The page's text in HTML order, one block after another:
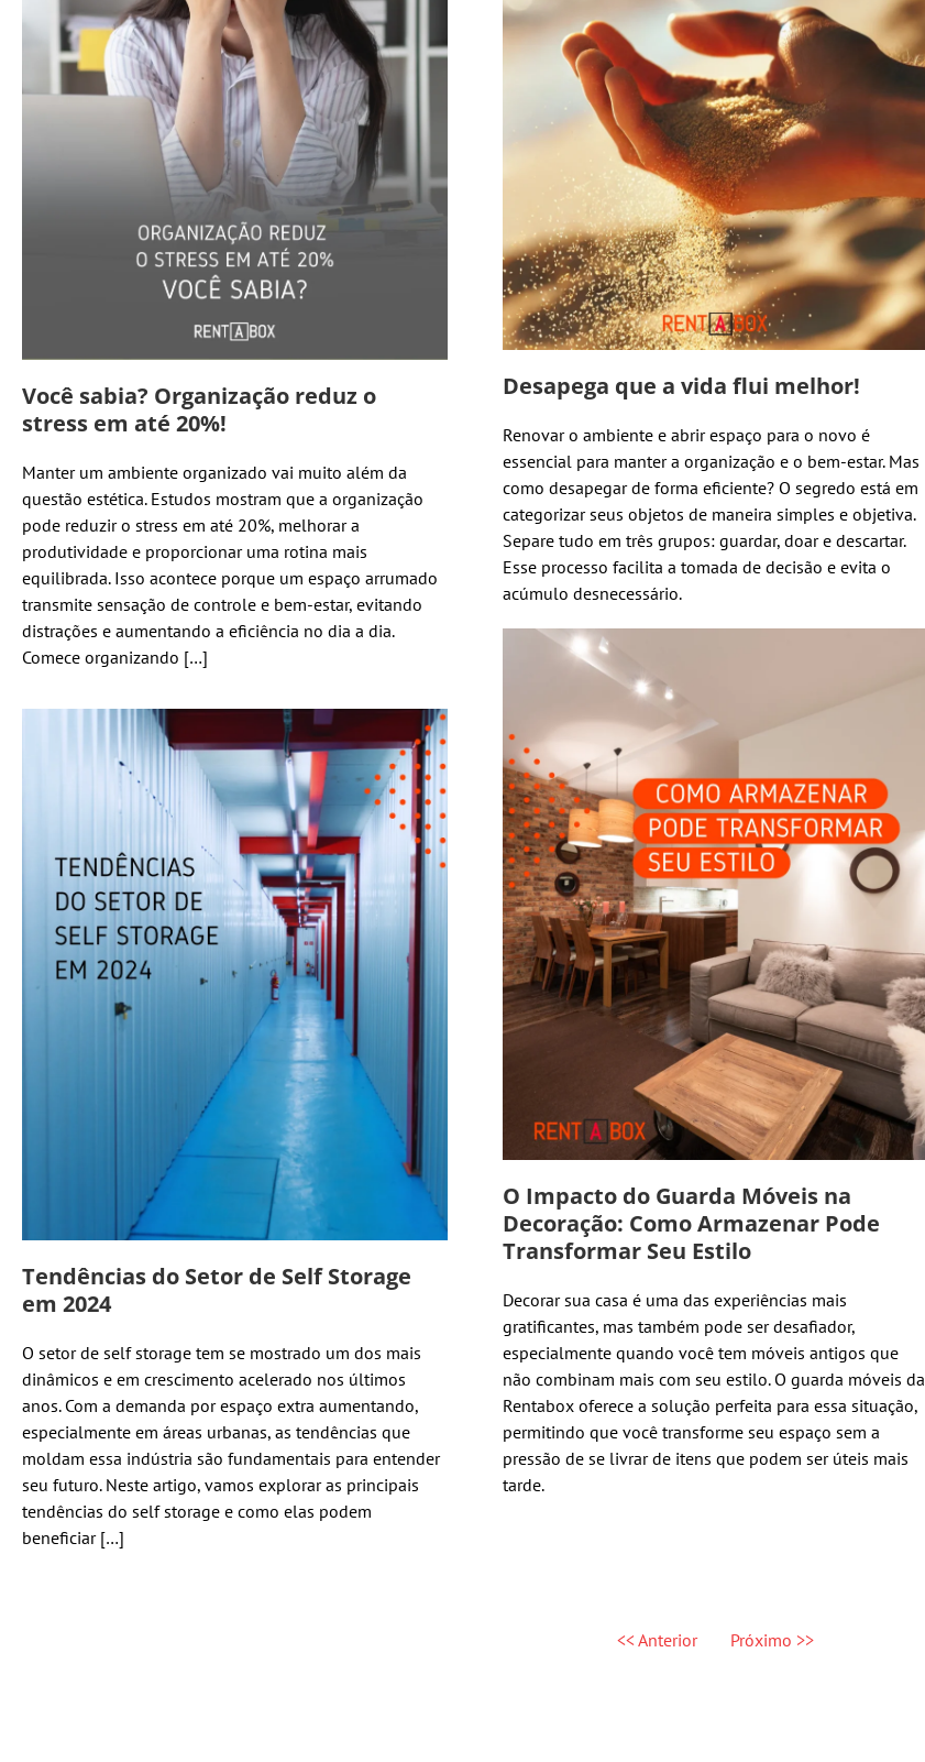
Você sabia? Organização reduz o
stress em até 20%!
Manter um ambiente organizado vai muito além da
questão estética. Estudos mostram que a organização
pode reduzir o stress em até 20%, melhorar a
produtividade e proporcionar uma rotina mais
equilibrada. Isso acontece porque um espaço arrumado
transmite sensação de controle e bem-estar, evitando
distrações e aumentando a eficiência no dia a dia.
Comece organizando […]
Desapega que a vida flui melhor!
Renovar o ambiente e abrir espaço para o novo é
essencial para manter a organização e o bem-estar. Mas
como desapegar de forma eficiente? O segredo está em
categorizar seus objetos de maneira simples e objetiva.
Separe tudo em três grupos: guardar, doar e descartar.
Esse processo facilita a tomada de decisão e evita o
acúmulo desnecessário.
Tendências do Setor de Self Storage
em 2024
O setor de self storage tem se mostrado um dos mais
dinâmicos e em crescimento acelerado nos últimos
anos. Com a demanda por espaço extra aumentando,
especialmente em áreas urbanas, as tendências que
moldam essa indústria são fundamentais para entender
seu futuro. Neste artigo, vamos explorar as principais
tendências do self storage e como elas podem
beneficiar […]
O Impacto do Guarda Móveis na
Decoração: Como Armazenar Pode
Transformar Seu Estilo
Decorar sua casa é uma das experiências mais
gratificantes, mas também pode ser desafiador,
especialmente quando você tem móveis antigos que
não combinam mais com seu estilo. O guarda móveis da
Rentabox oferece a solução perfeita para essa situação,
permitindo que você transforme seu espaço sem a
pressão de se livrar de itens que podem ser úteis mais
tarde.
<< Anterior Próximo >>